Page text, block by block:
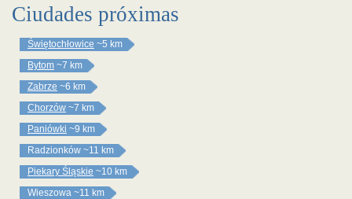
Ciudades próximas
Świętochłowice ~5 km
Bytom ~7 km
Zabrze ~6 km
Chorzów ~7 km
Paniówki ~9 km
Radzionków ~11 km
Piekary Śląskie ~10 km
Wieszowa ~11 km